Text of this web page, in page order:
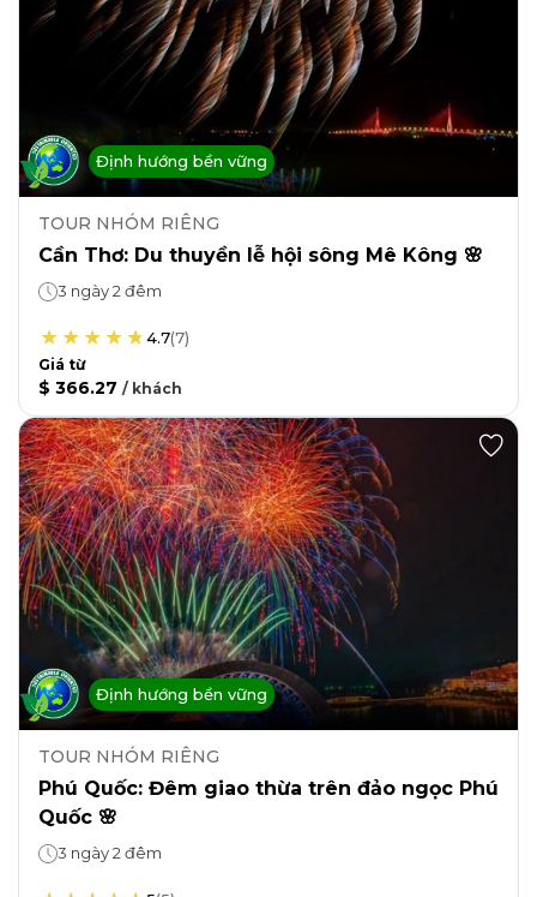
Định hướng bền vững
TOUR NHÓM RIÊNG
Cần Thơ: Du thuyền lễ hội sông Mê Kông 🌸
3 ngày 2 đêm
4.7(7)
Giá từ
$ 366.27 / khách
Định hướng bền vững
TOUR NHÓM RIÊNG
Phú Quốc: Đêm giao thừa trên đảo ngọc Phú
Quốc 🌸
3 ngày 2 đêm